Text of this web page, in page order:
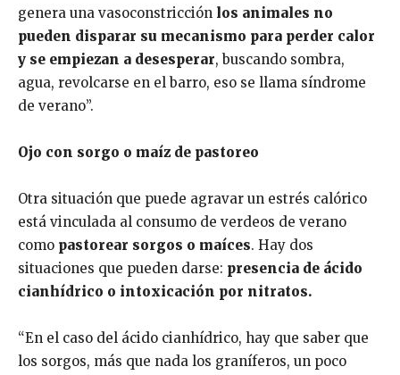
genera una vasoconstricción los animales no
pueden disparar su mecanismo para perder calor
y se empiezan a desesperar, buscando sombra,
agua, revolcarse en el barro, eso se llama síndrome
de verano”.
Ojo con sorgo o maíz de pastoreo
Otra situación que puede agravar un estrés calórico
está vinculada al consumo de verdeos de verano
como pastorear sorgos o maíces. Hay dos
situaciones que pueden darse: presencia de ácido
cianhídrico o intoxicación por nitratos.
“En el caso del ácido cianhídrico, hay que saber que
los sorgos, más que nada los graníferos, un poco